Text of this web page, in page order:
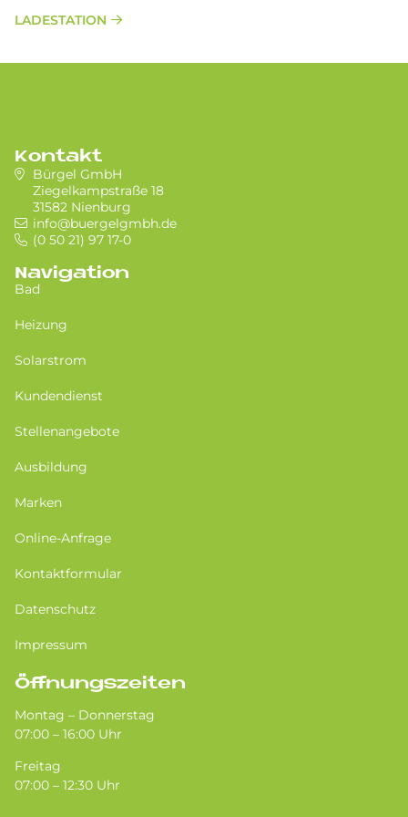
LADESTATION
Kontakt
Bürgel GmbH
Ziegelkampstraße 18
31582 Nienburg
info@buergelgmbh.de
(0 50 21) 97 17-0
Navigation
Bad
Heizung
Solarstrom
Kundendienst
Stellenangebote
Ausbildung
Marken
Online-Anfrage
Kontaktformular
Datenschutz
Impressum
Öffnungszeiten
Montag – Donnerstag
07:00 – 16:00 Uhr
Freitag
07:00 – 12:30 Uhr